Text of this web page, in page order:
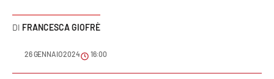
Podcast
Meteo
FRANCESCA GIOFRÈ
26 GENNAIO 2024 16:00